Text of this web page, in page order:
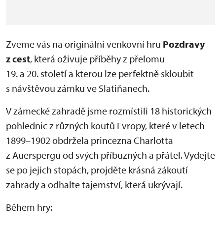
Zveme vás na originální venkovní hru Pozdravy
z cest, která oživuje příběhy z přelomu
19. a 20. století a kterou lze perfektně skloubit
s návštěvou zámku ve Slatiňanech.
V zámecké zahradě jsme rozmístili 18 historických
pohlednic z různých koutů Evropy, které v letech
1899–1902 obdržela princezna Charlotta
z Auerspergu od svých příbuzných a přátel. Vydejte
se po jejich stopách, projděte krásná zákoutí
zahrady a odhalte tajemství, která ukrývají.
Během hry: